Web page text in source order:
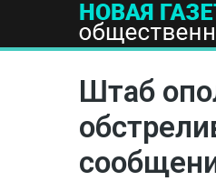
ПОЛИТИКА ОБЩЕСТВО
Штаб